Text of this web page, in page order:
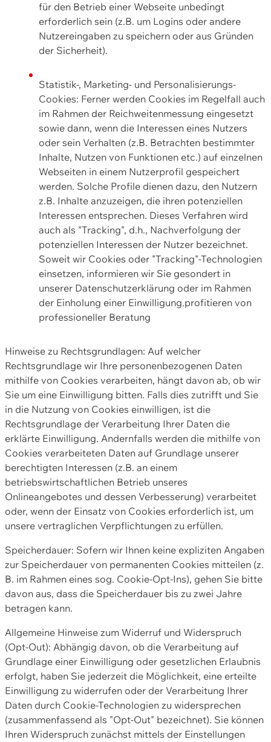
für den Betrieb einer Webseite unbedingt
erforderlich sein (z.B. um Logins oder andere
Nutzereingaben zu speichern oder aus Gründen
der Sicherheit).
Statistik-, Marketing- und Personalisierungs-
Cookies: Ferner werden Cookies im Regelfall auch
im Rahmen der Reichweitenmessung eingesetzt
sowie dann, wenn die Interessen eines Nutzers
oder sein Verhalten (z.B. Betrachten bestimmter
Inhalte, Nutzen von Funktionen etc.) auf einzelnen
Webseiten in einem Nutzerprofil gespeichert
werden. Solche Profile dienen dazu, den Nutzern
z.B. Inhalte anzuzeigen, die ihren potenziellen
Interessen entsprechen. Dieses Verfahren wird
auch als "Tracking", d.h., Nachverfolgung der
potenziellen Interessen der Nutzer bezeichnet.
Soweit wir Cookies oder "Tracking"-Technologien
einsetzen, informieren wir Sie gesondert in
unserer Datenschutzerklärung oder im Rahmen
der Einholung einer Einwilligung.profitieren von
professioneller Beratung
Hinweise zu Rechtsgrundlagen: Auf welcher
Rechtsgrundlage wir Ihre personenbezogenen Daten
mithilfe von Cookies verarbeiten, hängt davon ab, ob wir
Sie um eine Einwilligung bitten. Falls dies zutrifft und Sie
in die Nutzung von Cookies einwilligen, ist die
Rechtsgrundlage der Verarbeitung Ihrer Daten die
erklärte Einwilligung. Andernfalls werden die mithilfe von
Cookies verarbeiteten Daten auf Grundlage unserer
berechtigten Interessen (z.B. an einem
betriebswirtschaftlichen Betrieb unseres
Onlineangebotes und dessen Verbesserung) verarbeitet
oder, wenn der Einsatz von Cookies erforderlich ist, um
unsere vertraglichen Verpflichtungen zu erfüllen.
Speicherdauer: Sofern wir Ihnen keine expliziten Angaben
zur Speicherdauer von permanenten Cookies mitteilen (z.
B. im Rahmen eines sog. Cookie-Opt-Ins), gehen Sie bitte
davon aus, dass die Speicherdauer bis zu zwei Jahre
betragen kann.
Allgemeine Hinweise zum Widerruf und Widerspruch
(Opt-Out): Abhängig davon, ob die Verarbeitung auf
Grundlage einer Einwilligung oder gesetzlichen Erlaubnis
erfolgt, haben Sie jederzeit die Möglichkeit, eine erteilte
Einwilligung zu widerrufen oder der Verarbeitung Ihrer
Daten durch Cookie-Technologien zu widersprechen
(zusammenfassend als "Opt-Out" bezeichnet). Sie können
Ihren Widerspruch zunächst mittels der Einstellungen